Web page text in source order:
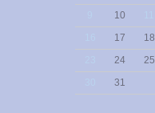
10
17 18
24 25
31